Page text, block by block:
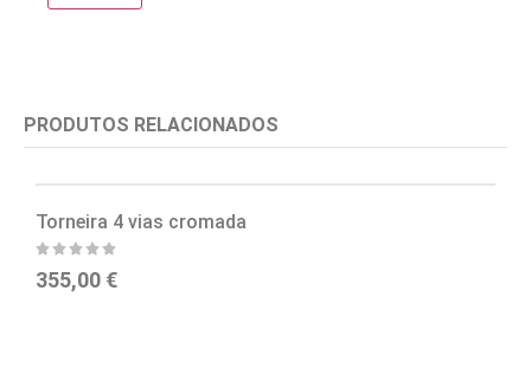
PRODUTOS RELACIONADOS
Torneira 4 vias cromada
355,00 €